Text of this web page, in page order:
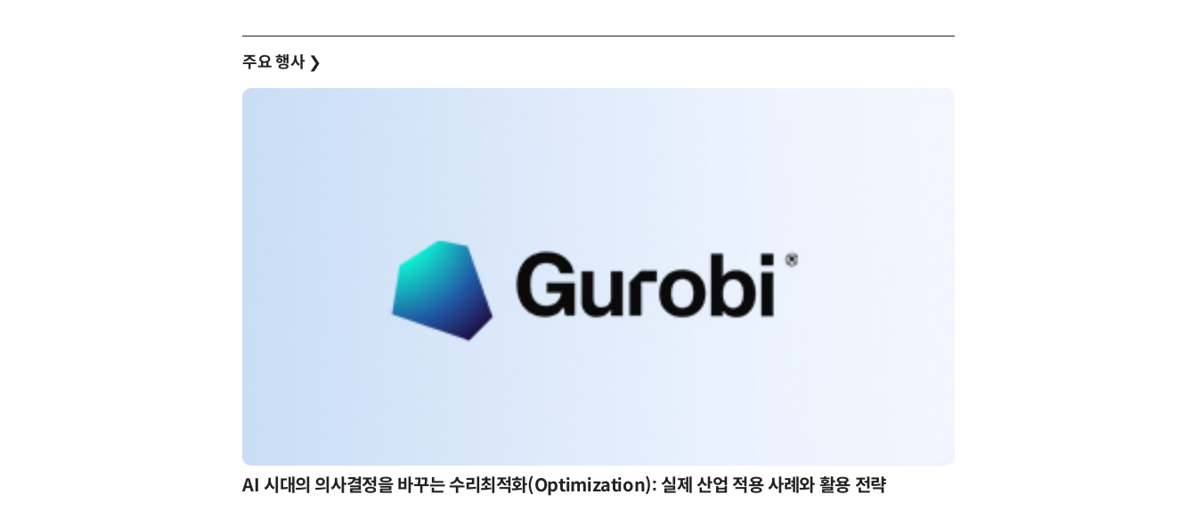
주요 행사 ❯
AI 시대의 의사결정을 바꾸는 수리최적화(Optimization): 실제 산업 적용 사례와 활용 전략